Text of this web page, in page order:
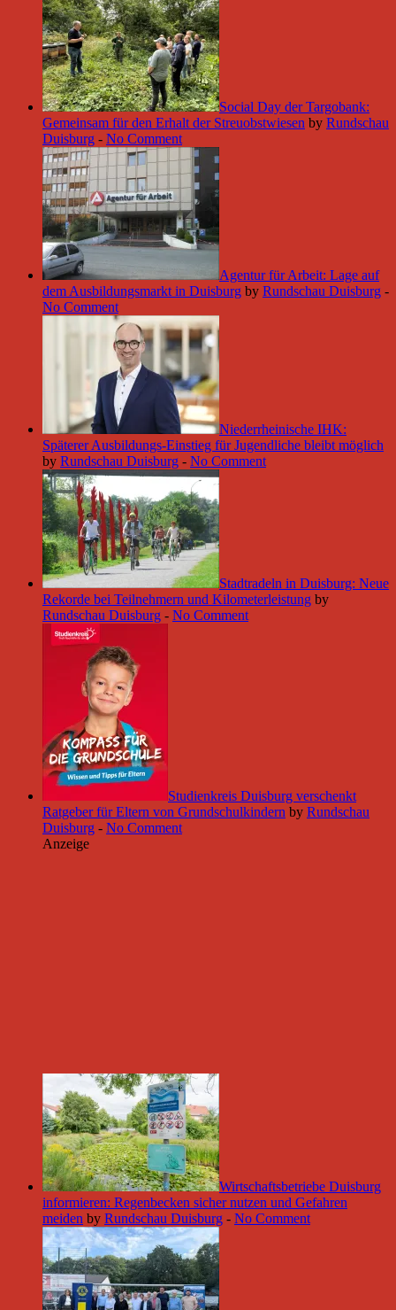
Social Day der Targobank:
Gemeinsam für den Erhalt der Streuobstwiesen by Rundschau
Duisburg - No Comment
Agentur für Arbeit: Lage auf
dem Ausbildungsmarkt in Duisburg by Rundschau Duisburg -
No Comment
Niederrheinische IHK:
Späterer Ausbildungs-Einstieg für Jugendliche bleibt möglich
by Rundschau Duisburg - No Comment
Stadtradeln in Duisburg: Neue
Rekorde bei Teilnehmern und Kilometerleistung by
Rundschau Duisburg - No Comment
Studienkreis Duisburg verschenkt
Ratgeber für Eltern von Grundschulkindern by Rundschau
Duisburg - No Comment
Anzeige
Wirtschaftsbetriebe Duisburg
informieren: Regenbecken sicher nutzen und Gefahren
meiden by Rundschau Duisburg - No Comment